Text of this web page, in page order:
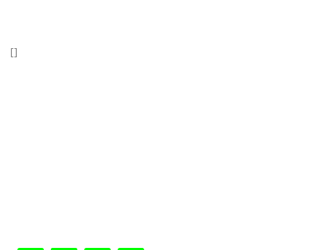
[]